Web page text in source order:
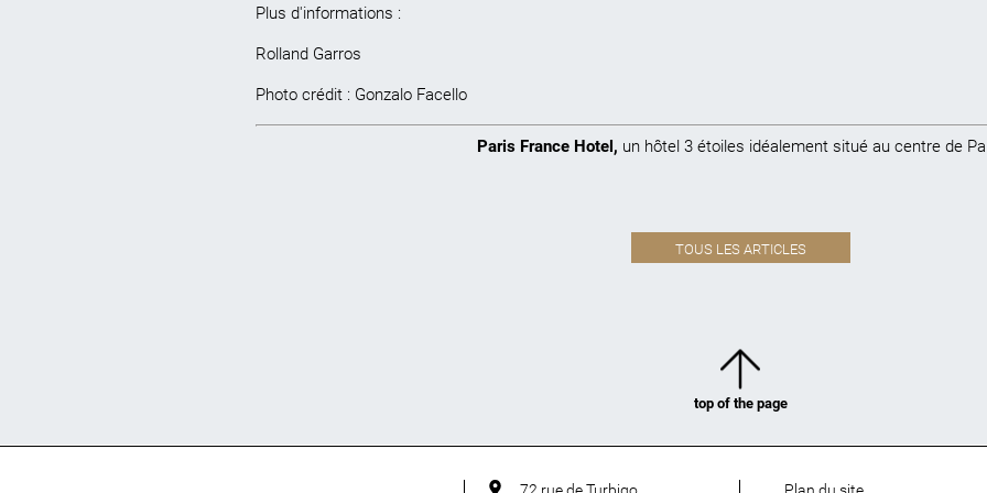
Plus d'informations :
Rolland Garros
Photo crédit : Gonzalo Facello
Paris France Hotel, un hôtel 3 étoiles idéalement situé au centre de
TOUS LES ARTICLES
top of the page